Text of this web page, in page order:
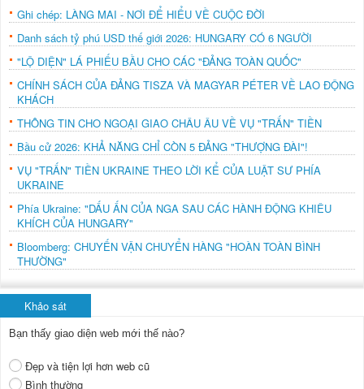
Ghi chép: LÀNG MAI - NƠI ĐỂ HIỂU VỀ CUỘC ĐỜI
Danh sách tỷ phú USD thế giới 2026: HUNGARY CÓ 6 NGƯỜI
"LỘ DIỆN" LÁ PHIẾU BẦU CHO CÁC "ĐẢNG TOÀN QUỐC"
CHÍNH SÁCH CỦA ĐẢNG TISZA VÀ MAGYAR PÉTER VỀ LAO ĐỘNG
KHÁCH
THÔNG TIN CHO NGOẠI GIAO CHÂU ÂU VỀ VỤ "TRẤN" TIỀN
Bầu cử 2026: KHẢ NĂNG CHỈ CÒN 5 ĐẢNG "THƯỢNG ĐÀI"!
VỤ "TRẤN" TIỀN UKRAINE THEO LỜI KỂ CỦA LUẬT SƯ PHÍA
UKRAINE
Phía Ukraine: "DẤU ẤN CỦA NGA SAU CÁC HÀNH ĐỘNG KHIÊU
KHÍCH CỦA HUNGARY"
Bloomberg: CHUYẾN VẬN CHUYỂN HÀNG "HOÀN TOÀN BÌNH
THƯỜNG"
Khảo sát
Bạn thấy giao diện web mới thế nào?
Đẹp và tiện lợi hơn web cũ
Bình thường